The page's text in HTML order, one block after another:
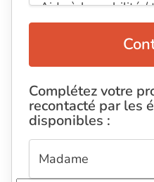
Complétez votre
recontacté par les
disponibles :